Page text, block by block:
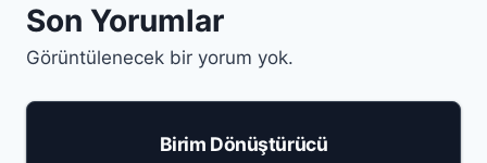
Son Yorumlar
Görüntülenecek bir yorum yok.
Birim Dönüştürücü